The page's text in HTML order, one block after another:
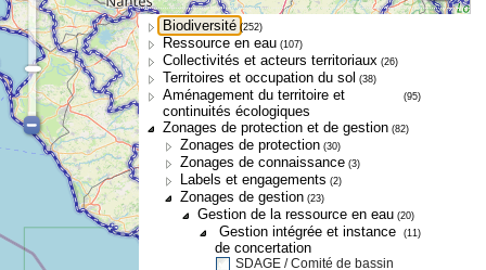
Biodiversité (252)
Ressource en eau (107)
Collectivités et acteurs territoriaux (26)
Territoires et occupation du sol (38)
Aménagement du territoire et
continuités écologiques
(95)
Zonages de protection et de gestion (82)
Zonages de protection (30)
Zonages de connaissance (3)
Labels et engagements (2)
Zonages de gestion (23)
Gestion de la ressource en eau (20)
Gestion intégrée et instance
de concertation
(11)
SDAGE / Comité de bassin